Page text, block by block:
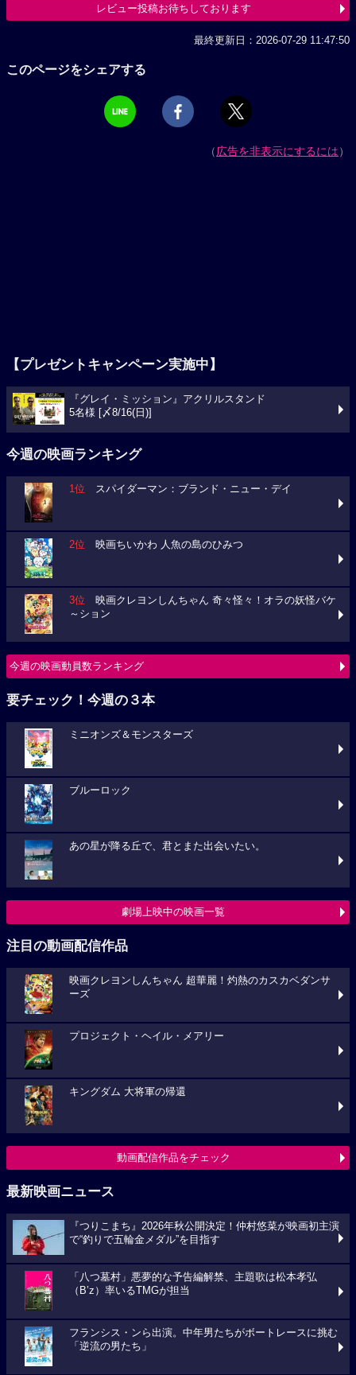
レビュー投稿お待ちしております
最終更新日：2026-07-29 11:47:50
このページをシェアする
（広告を非表示にするには）
【プレゼントキャンペーン実施中】
『グレイ・ミッション』アクリルスタンド
5名様 [〆8/16(日)]
今週の映画ランキング
1位 スパイダーマン：ブランド・ニュー・デイ
2位 映画ちいかわ 人魚の島のひみつ
3位 映画クレヨンしんちゃん 奇々怪々！オラの妖怪バケ
～ション
今週の映画動員数ランキング
要チェック！今週の３本
ミニオンズ＆モンスターズ
ブルーロック
あの星が降る丘で、君とまた出会いたい。
劇場上映中の映画一覧
注目の動画配信作品
映画クレヨンしんちゃん 超華麗！灼熱のカスカベダンサ
ーズ
プロジェクト・ヘイル・メアリー
キングダム 大将軍の帰還
動画配信作品をチェック
最新映画ニュース
『つりこまち』2026年秋公開決定！仲村悠菜が映画初主演
で“釣りで五輪金メダル”を目指す
「八つ墓村」悪夢的な予告編解禁、主題歌は松本孝弘
（B’z）率いるTMGが担当
フランシス・ンら出演。中年男たちがボートレースに挑む
「逆流の男たち」